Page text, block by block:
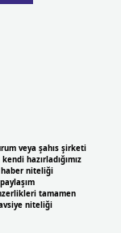
veya şahıs şirketi
hazırladığımız
haber niteliği
tamamen
niteliği